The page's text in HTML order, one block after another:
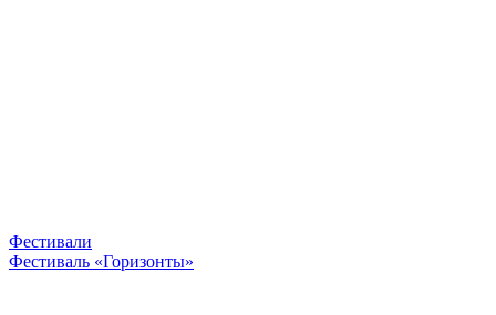
Фестивали
Фестиваль «Горизонты»